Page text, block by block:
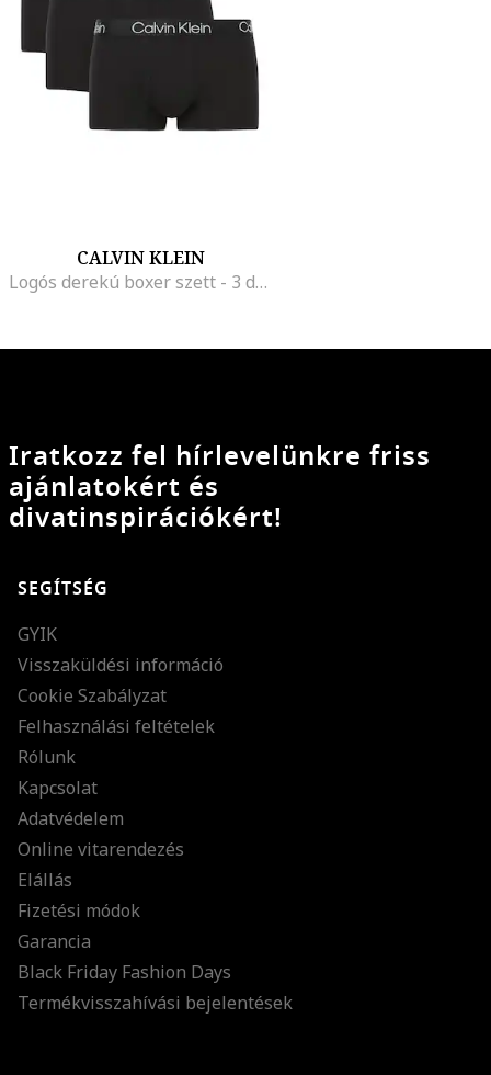
CALVIN KLEIN
Logós derekú boxer szett - 3 db, Fekete
Iratkozz fel hírlevelünkre friss
ajánlatokért és
divatinspirációkért!
SEGÍTSÉG
GYIK
Visszaküldési információ
Cookie Szabályzat
Felhasználási feltételek
Rólunk
Kapcsolat
Adatvédelem
Online vitarendezés
Elállás
Fizetési módok
Garancia
Black Friday Fashion Days
Termékvisszahívási bejelentések